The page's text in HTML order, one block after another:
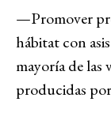
—Promover
hábitat con
mayoría de las
producidas